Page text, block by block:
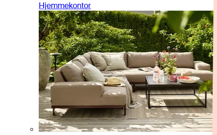
Hjemmekontor